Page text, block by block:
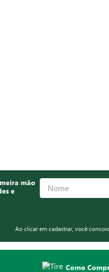
mão
e
Ao clicar em cadastrar, você
Como